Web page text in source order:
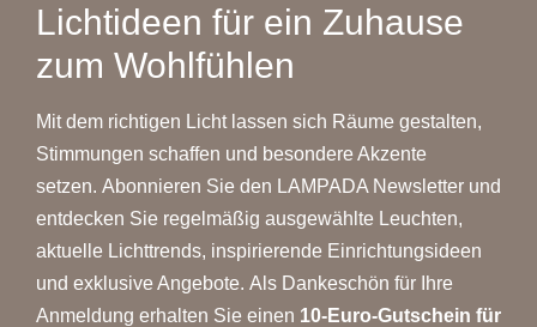
Lichtideen für ein Zuhause
zum Wohlfühlen
Mit dem richtigen Licht lassen sich Räume gestalten,
Stimmungen schaffen und besondere Akzente
setzen. Abonnieren Sie den LAMPADA Newsletter und
entdecken Sie regelmäßig ausgewählte Leuchten,
aktuelle Lichttrends, inspirierende Einrichtungsideen
und exklusive Angebote. Als Dankeschön für Ihre
Anmeldung erhalten Sie einen 10-Euro-Gutschein für